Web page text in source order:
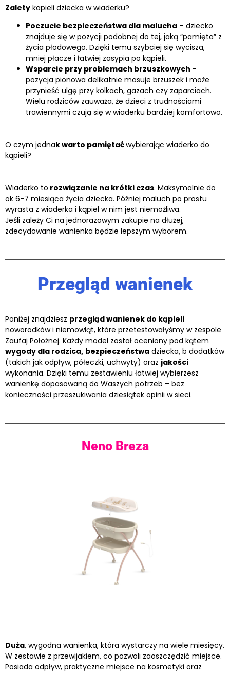
Zalety kapieli dziecka w wiaderku?
Poczucie bezpieczeństwa dla malucha – dziecko
znajduje się w pozycji podobnej do tej, jaką “pamięta” z
życia płodowego. Dzięki temu szybciej się wycisza,
mniej płacze i łatwiej zasypia po kąpieli.
Wsparcie przy problemach brzuszkowych –
pozycja pionowa delikatnie masuje brzuszek i może
przynieść ulgę przy kolkach, gazach czy zaparciach.
Wielu rodziców zauważa, że dzieci z trudnościami
trawiennymi czują się w wiaderku bardziej komfortowo.
O czym jednak warto pamiętaćwybierając wiaderko do
kąpieli?
Wiaderko to rozwiązanie na krótki czas. Maksymalnie do
ok 6-7 miesiąca życia dziecka. Później maluch po prostu
wyrasta z wiaderka i kąpiel w nim jest niemożliwa.
Jeśli zależy Ci na jednorazowym zakupie na dłużej,
zdecydowanie wanienka będzie lepszym wyborem.
Przegląd wanienek
Poniżej znajdziesz przegląd wanienek do kąpieli
noworodków i niemowląt, które przetestowałyśmy w zespole
Zaufaj Położnej. Każdy model został oceniony pod kątem
wygody dla rodzica, bezpieczeństwa dziecka, b dodatków
(takich jak odpływ, półeczki, uchwyty) oraz jakości
wykonania. Dzięki temu zestawieniu łatwiej wybierzesz
wanienkę dopasowaną do Waszych potrzeb – bez
konieczności przeszukiwania dziesiątek opinii w sieci.
Neno Breza
Duża, wygodna wanienka, która wystarczy na wiele miesięcy.
W zestawie z przewijakiem, co pozwoli zaoszczędzić miejsce.
Posiada odpływ, praktyczne miejsce na kosmetyki oraz